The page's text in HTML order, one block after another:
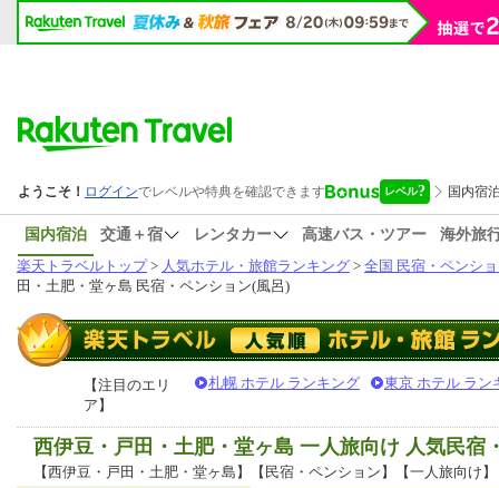
国内宿泊 交通＋宿 レンタカー 高速バス・ツアー
海外旅
楽天トラベルトップ> 人気ホテル・旅館ランキング > 全国 民宿・ペンシ
田・土肥・堂ヶ島 民宿・ペンション(風呂)
【注目のエリ
ア】
札幌 ホテル ランキング 東京 ホテル ラン
西伊豆・戸田・土肥・堂ヶ島 一人旅向け 人気民宿
【西伊豆・戸田・土肥・堂ヶ島】【民宿・ペンション】【一人旅向け